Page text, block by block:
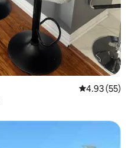
平均评分
4.93 (55)